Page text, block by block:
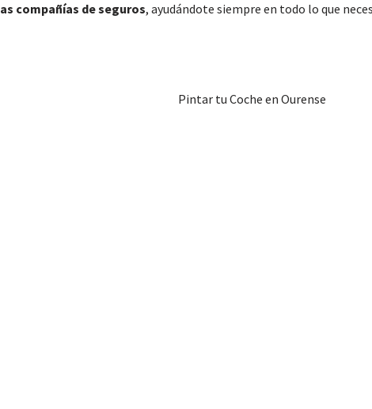
compañías de seguros, ayudándote siempre en todo lo que
Pintar tu Coche en Ourense